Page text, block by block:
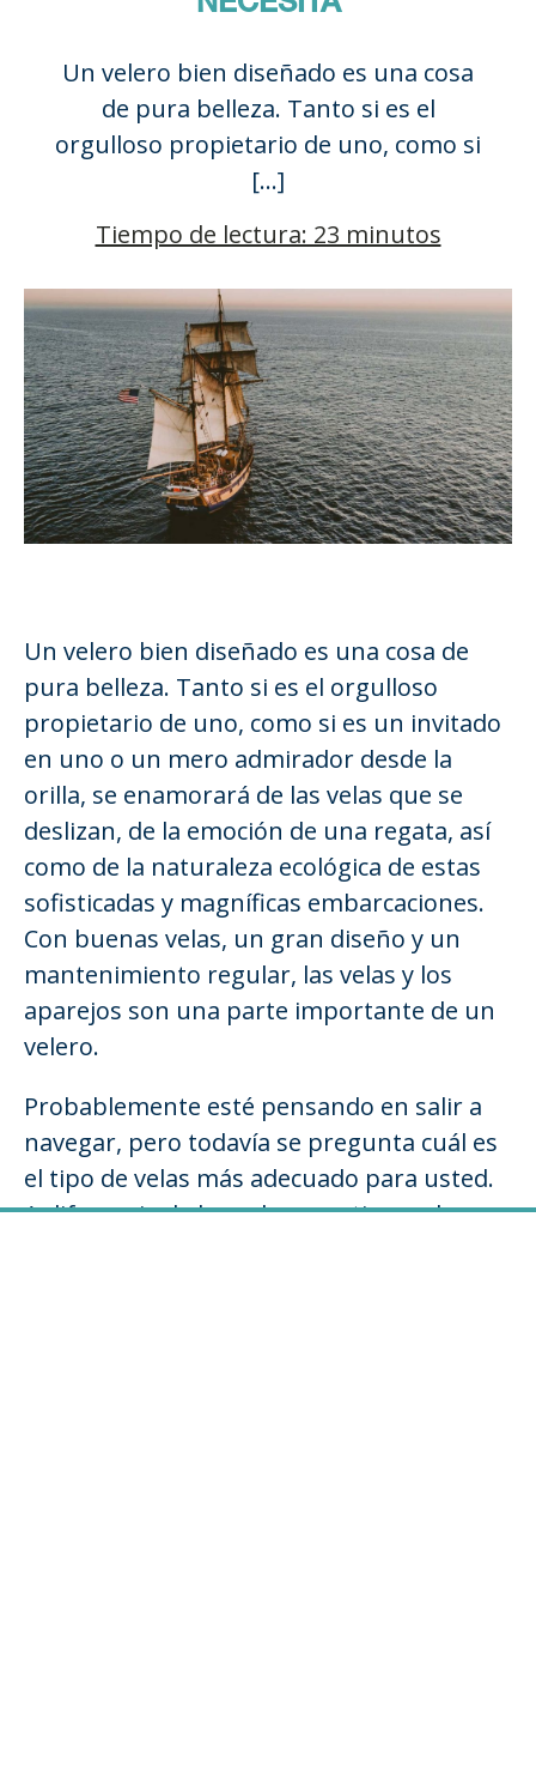
Un velero bien diseñado es una cosa
de pura belleza. Tanto si es el
orgulloso propietario de uno, como si
[…]
Tiempo de lectura: 23 minutos
Un velero bien diseñado es una cosa de
pura belleza. Tanto si es el orgulloso
propietario de uno, como si es un invitado
en uno o un mero admirador desde la
orilla, se enamorará de las velas que se
deslizan, de la emoción de una regata, así
como de la naturaleza ecológica de estas
sofisticadas y magníficas embarcaciones.
Con buenas velas, un gran diseño y un
mantenimiento regular, las velas y los
aparejos son una parte importante de un
velero.
Probablemente esté pensando en salir a
navegar, pero todavía se pregunta cuál es
el tipo de velas más adecuado para usted.
A diferencia de los veleros antiguos, los